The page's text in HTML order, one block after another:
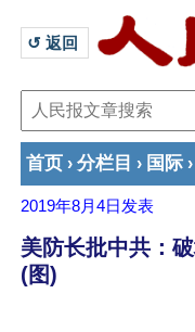
↺ 返回
首页 › 分栏目 › 国际 ›
2019年8月4日 发表
美防长批中共：
(图)